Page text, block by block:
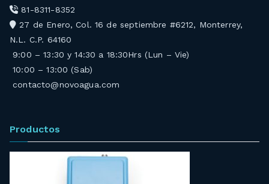
81-8311-8352
27 de Enero, Col. 16 de septiembre #6212, Monterrey,
N.L. C.P. 64160
9:00 – 13:30 y 14:30 a 18:30Hrs (Lun – Vie)
10:00 – 13:00 (Sab)
contacto@novoagua.com
Productos